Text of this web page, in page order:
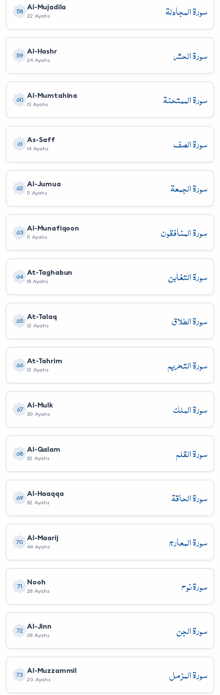
58 Al-Mujadila
22 Ayahs سورة المجادلة
59 Al-Hashr
24 Ayahs سورة الحشر
60 Al-Mumtahina
13 Ayahs سورة الممتحنة
61 As-Saff
14 Ayahs سورة الصف
62 Al-Jumua
11 Ayahs سورة الجمعة
63 Al-Munafiqoon
11 Ayahs سورة المنافقون
64 At-Taghabun
18 Ayahs سورة التغابن
65 At-Talaq
12 Ayahs سورة الطلاق
66 At-Tahrim
12 Ayahs سورة التحريم
67 Al-Mulk
30 Ayahs سورة الملك
68 Al-Qalam
52 Ayahs سورة القلم
69 Al-Haaqqa
52 Ayahs سورة الحاقة
70 Al-Maarij
44 Ayahs سورة المعارج
71 Nooh
28 Ayahs سورة نوح
72 Al-Jinn
28 Ayahs سورة الجن
73 Al-Muzzammil
20 Ayahs سورة المزمل